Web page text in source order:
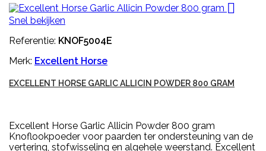

Snel bekijken
Referentie: KNOF5004E
Merk: Excellent Horse
EXCELLENT HORSE GARLIC ALLICIN POWDER 800 GRAM
Excellent Horse Garlic Allicin Powder 800 gram
Knoflookpoeder voor paarden ter ondersteuning van de
vertering, stofwisseling en algehele weerstand. Excellent